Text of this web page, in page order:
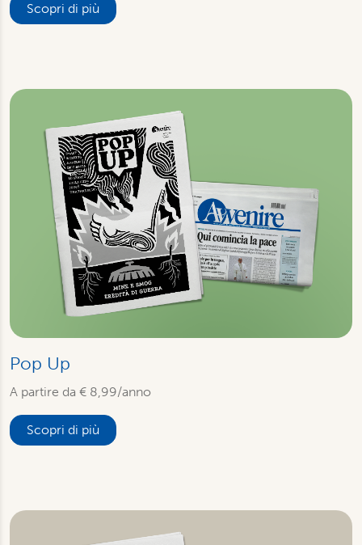
Scopri di più
Pop Up
A partire da € 8,99/anno
Scopri di più